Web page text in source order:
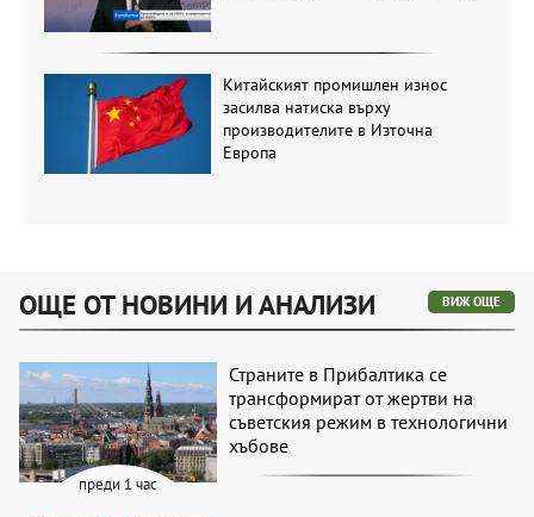
Китайският промишлен износ
засилва натиска върху
производителите в Източна
Европа
ОЩЕ ОТ НОВИНИ И АНАЛИЗИ ВИЖ ОЩЕ
преди 1 час
Страните в Прибалтика се
трансформират от жертви на
съветския режим в технологични
хъбове